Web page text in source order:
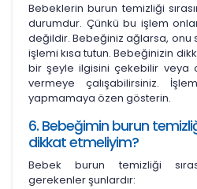
Bebeklerin burun temizliği
durumdur. Çünkü bu işlem
değildir. Bebeğiniz ağlarsa, onu
işlemi kısa tutun. Bebeğinizin
bir şeyle ilgisini çekebilir veya
vermeye çalışabilirsiniz.
yapmamaya özen gösterin.
6. Bebeğimin burun
dikkat etmeliyim?
Bebek burun temizliği
gerekenler şunlardır: